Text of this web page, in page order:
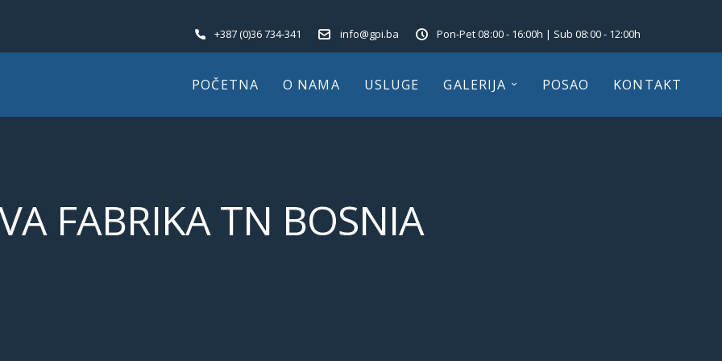
+387 (0)36 734-341 info@gpi.ba Pon-Pet 08:00 - 16:00h | Sub 08:00 - 12:00h
POČETNA O NAMA USLUGE GALERIJA POSAO KONTAKT
FABRIKA TN BOSNIA